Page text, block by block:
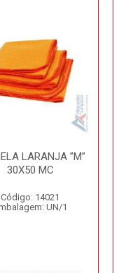
LARANJA ”M”
30X50 MC
Código: 14021
UN/1